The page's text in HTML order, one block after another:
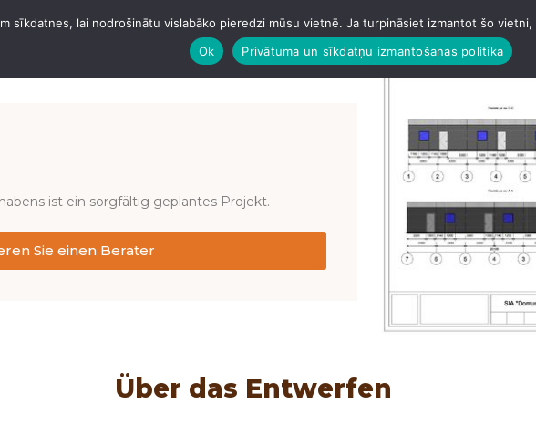
GARAGEN HANGARS BETONIEREN DÄCHER
ist ein sorgfältig geplantes Projekt.
Sie einen Berater
Über das Entwerfen
sīkdatnes, lai nodrošinātu vislabāko pieredzi mūsu vietnē. Ja turpināsiet izmantot šo
Ok
Privātuma un sīkdatņu izmantošanas politika